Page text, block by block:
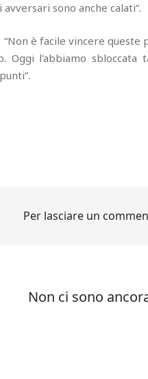
sono anche calati”.
è facile vincere
Oggi l'abbiamo